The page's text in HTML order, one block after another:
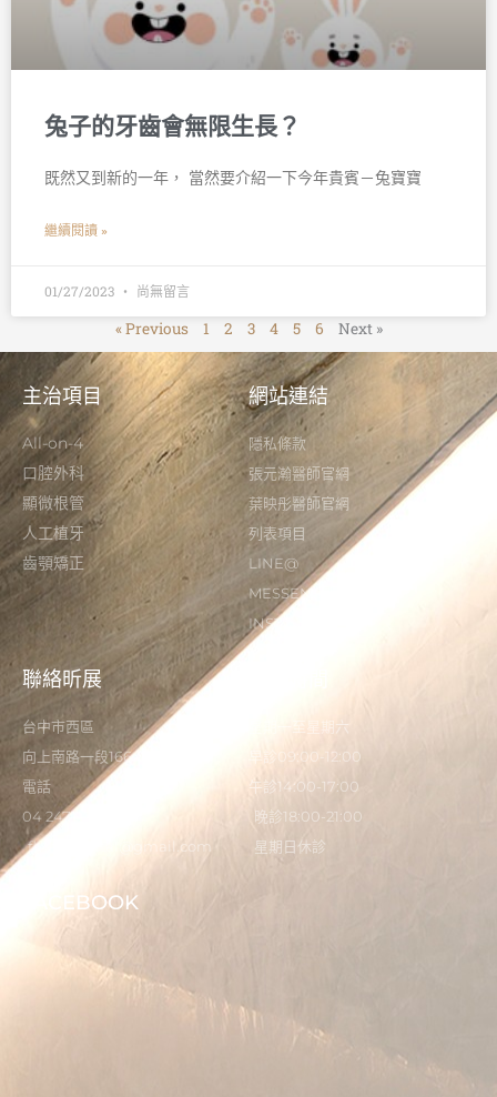
兔子的牙齒會無限生長？
既然又到新的一年， 當然要介紹一下今年貴賓－兔寶寶
繼續閱讀 »
01/27/2023 尚無留言
« Previous 1 2 3 4 5 6 Next »
主治項目
All-on-4
口腔外科
顯微根管
人工植牙
齒顎矯正
網站連結
隱私條款
張元瀚醫師官網
葉映彤醫師官網
列表項目
LINE@
MESSENGER
INSTAGRAM
聯絡昕展
台中市西區
向上南路一段166-5號
電話
04 2473 0325
flystardental@gmail.com
星期一至星期六
早診09:00-12:00
午診14:00-17:00
晚診18:00-21:00
星期日休診
FACEBOOK